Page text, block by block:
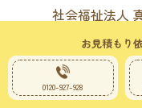
お見積もり
0120-927-928
社会福祉法人